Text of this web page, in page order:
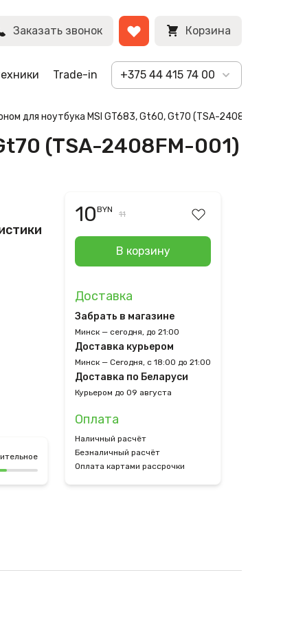
Заказать звонок Корзина
Trade-in +375 44 415 74 00
BYN
для ноутбука MSI GT683, Gt60, Gt70 (TSA-2408FM-001)
(TSA-2408FM-001)
10BYN 11
В корзину
Доставка
Забрать в магазине
Минск — сегодня, до 21:00
Доставка курьером
Минск — Сегодня, с 18:00 до 21:00
Доставка по Беларуси
Курьером до 09 августа
Оплата
Наличный расчёт
Безналичный расчёт
Оплата картами рассрочки